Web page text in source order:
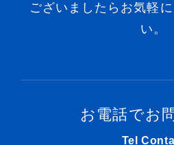
ございましたらお気軽
い。
お電話でお
Tel